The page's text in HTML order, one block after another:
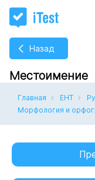
Назад
Местоимение
Главная ЕНТ
Морфология и